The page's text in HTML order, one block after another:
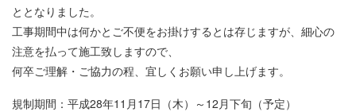
ととなりました。
工事期間中は何かとご不便をお掛けするとは存じますが、細心の
注意を払って施工致しますので、
何卒ご理解・ご協力の程、宜しくお願い申し上げます。
規制期間：平成28年11月17日（木）～12月下旬（予定）